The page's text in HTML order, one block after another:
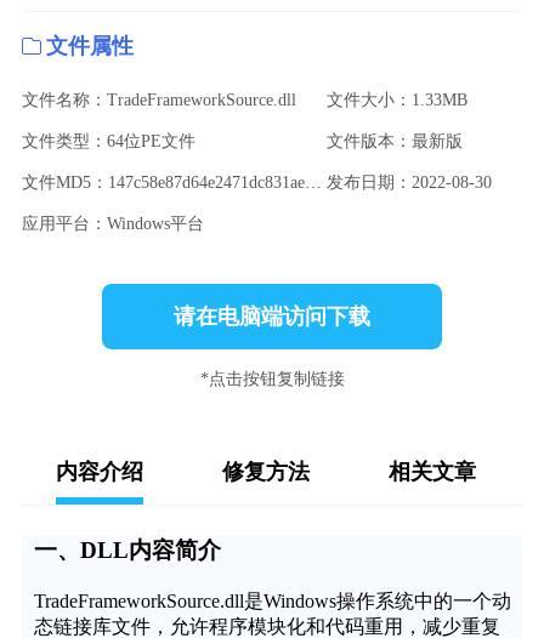
文件属性
文件名称：TradeFrameworkSource.dll 文件大小：1.33MB
文件类型：64位PE文件 文件版本：最新版
文件MD5：147c58e87d64e2471dc831ae9dc2bc58 发布日期：2022-08-30
应用平台：Windows平台
请在电脑端访问下载
*点击按钮复制链接
内容介绍 修复方法 相关文章
一、DLL内容简介
TradeFrameworkSource.dll是Windows操作系统中的一个动
态链接库文件，允许程序模块化和代码重用，减少重复